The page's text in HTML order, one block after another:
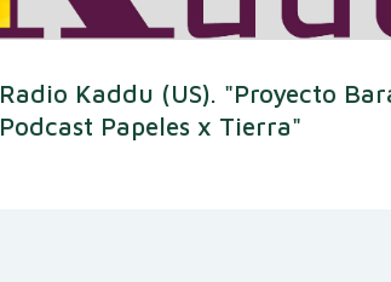
Radio Kaddu (US). "Proyecto
Podcast Papeles x Tierra"